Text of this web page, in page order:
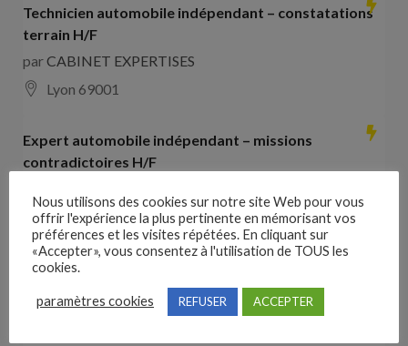
Technicien automobile indépendant – constatations
terrain H/F
parCABINET EXPERTISES
Lyon 69001
Expert automobile indépendant – missions
contradictoires H/F
Lyon 69001
Collaborateur comptable H/F
parHays France
Nous utilisons des cookies sur notre site Web pour vous
offrir l'expérience la plus pertinente en mémorisant vos
préférences et les visites répétées. En cliquant sur
«Accepter», vous consentez à l'utilisation de TOUS les
cookies.
paramètres cookies REFUSER ACCEPTER